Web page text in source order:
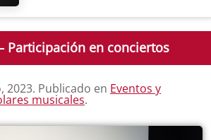
Participación en conciertos
2023. Publicado en Eventos y
musicales.